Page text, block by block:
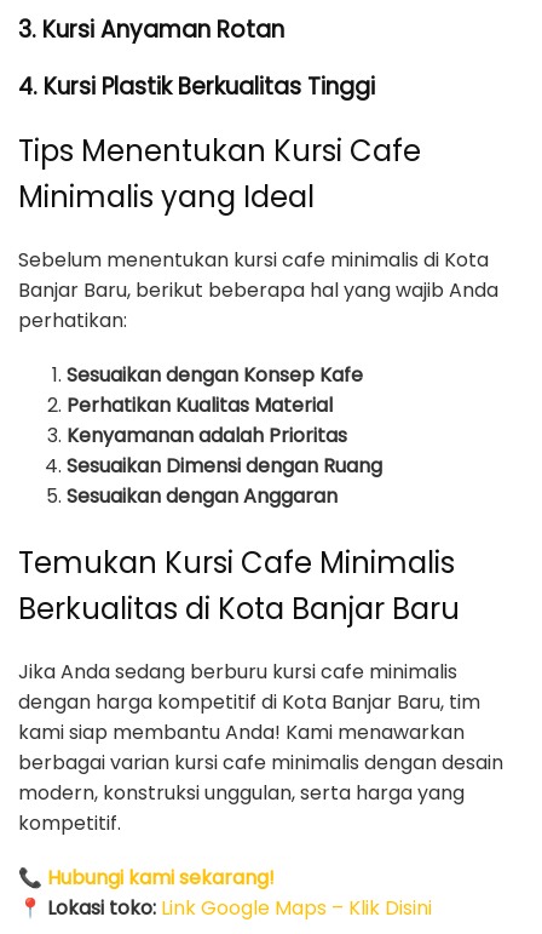
3. Kursi Anyaman Rotan
4. Kursi Plastik Berkualitas Tinggi
Tips Menentukan Kursi Cafe
Minimalis yang Ideal
Sebelum menentukan kursi cafe minimalis di Kota
Banjar Baru, berikut beberapa hal yang wajib Anda
perhatikan:
Sesuaikan dengan Konsep Kafe
Perhatikan Kualitas Material
Kenyamanan adalah Prioritas
Sesuaikan Dimensi dengan Ruang
Sesuaikan dengan Anggaran
Temukan Kursi Cafe Minimalis
Berkualitas di Kota Banjar Baru
Jika Anda sedang berburu kursi cafe minimalis
dengan harga kompetitif di Kota Banjar Baru, tim
kami siap membantu Anda! Kami menawarkan
berbagai varian kursi cafe minimalis dengan desain
modern, konstruksi unggulan, serta harga yang
kompetitif.
📞 Hubungi kami sekarang!
📍 Lokasi toko: Link Google Maps – Klik Disini